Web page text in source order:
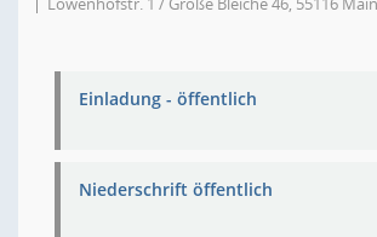
Einladung - öffentlich
Niederschrift öffentlich